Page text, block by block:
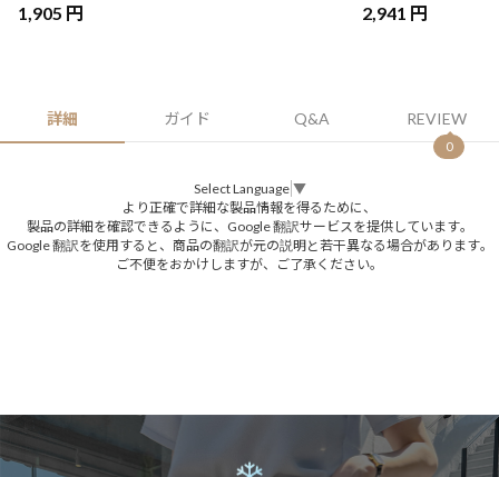
1,905 円 2,941 円
詳細 ガイド Q&A REVIEW
0
Select Language ▼
より正確で詳細な製品情報を得るために、
製品の詳細を確認できるように、Google 翻訳サービスを提供しています。
Google 翻訳を使用すると、商品の翻訳が元の説明と若干異なる場合があります。
ご不便をおかけしますが、ご了承ください。